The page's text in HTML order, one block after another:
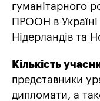
гуманітарного
ПРООН в Україні
Нідерландів та
Кількість
представники
дипломати, а